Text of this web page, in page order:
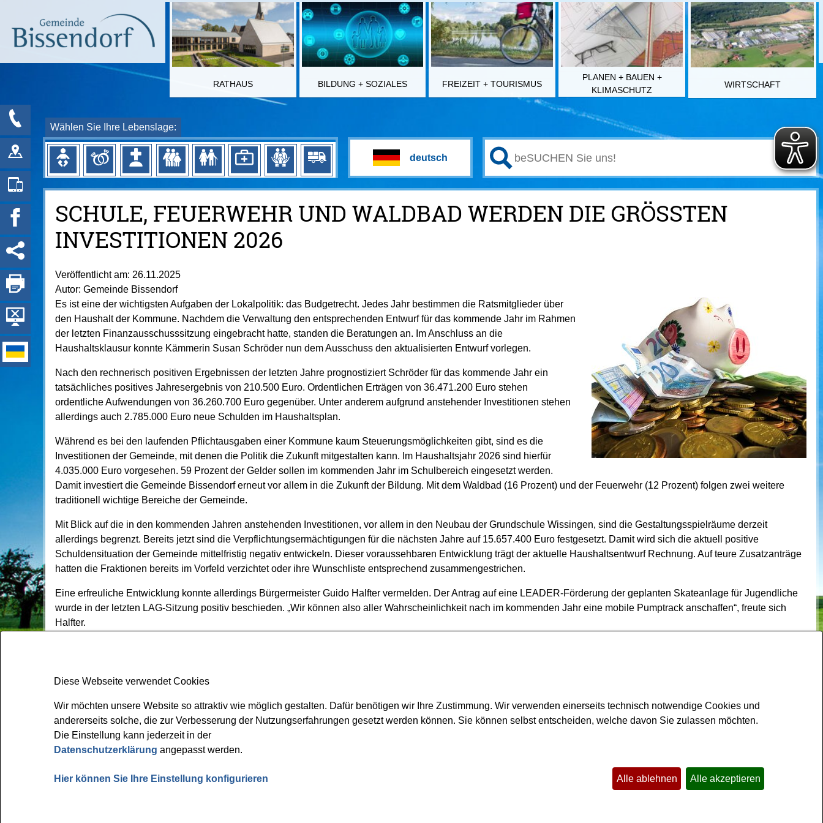
RATHAUS BILDUNG + SOZIALES FREIZEIT + TOURISMUS
PLANEN + BAUEN +
KLIMASCHUTZ
WIRTSCHAFT
Wählen Sie Ihre Lebenslage:
SCHULE, FEUERWEHR UND WALDBAD WERDEN DIE GRÖSSTEN I
NVESTITIONEN 2026
Veröffentlicht am: 26.11.2025
Autor: Gemeinde Bissendorf
Es ist eine der wichtigsten Aufgaben der Lokalpolitik: das Budgetrecht. Jedes Jahr bestimmen die Ratsmitglieder über
den Haushalt der Kommune. Nachdem die Verwaltung den entsprechenden Entwurf für das kommende Jahr im Rahmen
der letzten Finanzausschusssitzung eingebracht hatte, standen die Beratungen an. Im Anschluss an die
Haushaltsklausur konnte Kämmerin Susan Schröder nun dem Ausschuss den aktualisierten Entwurf vorlegen.
Nach den rechnerisch positiven Ergebnissen der letzten Jahre prognostiziert Schröder für das kommende Jahr ein
tatsächliches positives Jahresergebnis von 210.500 Euro. Ordentlichen Erträgen von 36.471.200 Euro stehen
ordentliche Aufwendungen von 36.260.700 Euro gegenüber. Unter anderem aufgrund anstehender Investitionen stehen
allerdings auch 2.785.000 Euro neue Schulden im Haushaltsplan.
Während es bei den laufenden Pflichtausgaben einer Kommune kaum Steuerungsmöglichkeiten gibt, sind es die
Investitionen der Gemeinde, mit denen die Politik die Zukunft mitgestalten kann. Im Haushaltsjahr 2026 sind hierfür
4.035.000 Euro vorgesehen. 59 Prozent der Gelder sollen im kommenden Jahr im Schulbereich eingesetzt werden.
Damit investiert die Gemeinde Bissendorf erneut vor allem in die Zukunft der Bildung. Mit dem Waldbad (16 Prozent) und der Feuerwehr (12 Prozent) folgen zwei weitere
traditionell wichtige Bereiche der Gemeinde.
Mit Blick auf die in den kommenden Jahren anstehenden Investitionen, vor allem in den Neubau der Grundschule Wissingen, sind die Gestaltungsspielräume derzeit
allerdings begrenzt. Bereits jetzt sind die Verpflichtungsermächtigungen für die nächsten Jahre auf 15.657.400 Euro festgesetzt. Damit wird sich die aktuell positive
Schuldensituation der Gemeinde mittelfristig negativ entwickeln. Dieser voraussehbaren Entwicklung trägt der aktuelle Haushaltsentwurf Rechnung. Auf teure Zusatzanträge
hatten die Fraktionen bereits im Vorfeld verzichtet oder ihre Wunschliste entsprechend zusammengestrichen.
Eine erfreuliche Entwicklung konnte allerdings Bürgermeister Guido Halfter vermelden. Der Antrag auf eine LEADER-Förderung der geplanten Skateanlage für Jugendliche
wurde in der letzten LAG-Sitzung positiv beschieden. „Wir können also aller Wahrscheinlichkeit nach im kommenden Jahr eine mobile Pumptrack anschaffen“, freute sich
Halfter.
Gemeinde Bissendorf
Kirchplatz 1
Tel: 05402 404-0
Montag - Freitag:
09.00 Uhr - 12.00 Uhr
Kontakt Impressum
Wir möchten unsere Website so attraktiv wie möglich gestalten. Dafür benötigen wir Ihre Zustimmung. Wir verwenden einerseits technisch notwendige Cookies und
andererseits solche, die zur Verbesserung der Nutzungserfahrungen gesetzt werden können. Sie können selbst entscheiden, welche davon Sie zulassen möchten.
Die Einstellung kann jederzeit in der
Datenschutzerklärung angepasst werden.
Hier können Sie Ihre Einstellung konfigurieren Alle ablehnen Alle akzeptieren